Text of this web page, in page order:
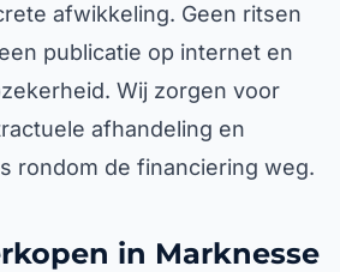
afwikkeling. Geen ritsen
publicatie op internet en
Wij zorgen voor
afhandeling en
rondom de financiering weg.
in Marknesse